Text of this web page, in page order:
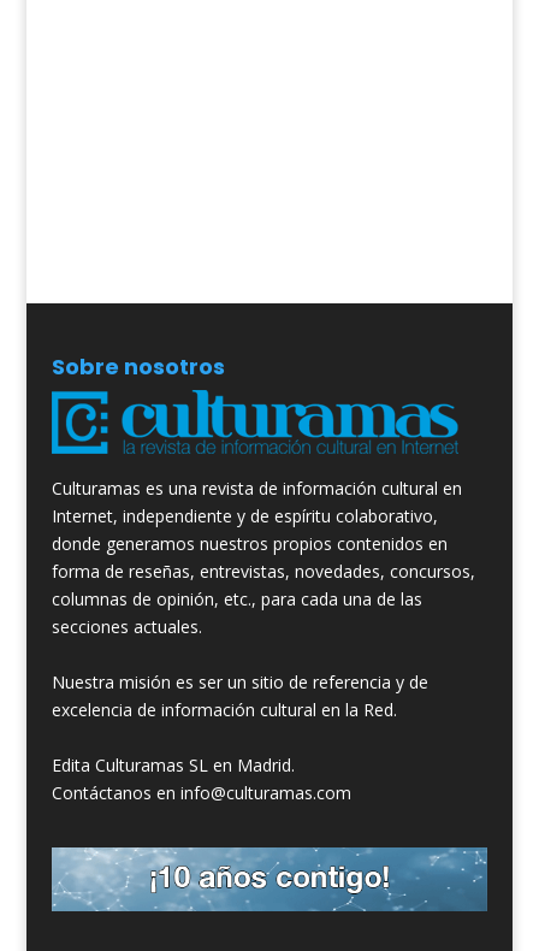
Sobre nosotros
Culturamas es una revista de información cultural en
Internet, independiente y de espíritu colaborativo,
donde generamos nuestros propios contenidos en
forma de reseñas, entrevistas, novedades, concursos,
columnas de opinión, etc., para cada una de las
secciones actuales.
Nuestra misión es ser un sitio de referencia y de
excelencia de información cultural en la Red.
Edita Culturamas SL en Madrid.
Contáctanos en info@culturamas.com